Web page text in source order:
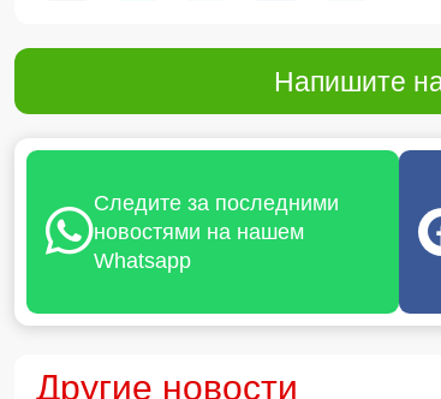
Напишите
Следите за последними
новостями на нашем
Whatsapp
Другие новости